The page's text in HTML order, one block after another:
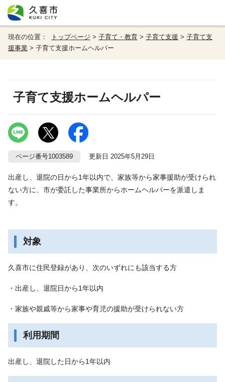
現在の位置： トップページ > 子育て・教育 > 子育て支援 > 子育て支
援事業 > 子育て支援ホームヘルパー
子育て支援ホームヘルパー
ページ番号1003589 更新日 2025年5月29日
出産し、退院の日から1年以内で、家族等から家事援助が受けられ
ない方に、市が委託した事業所からホームヘルパーを派遣しま
す。
対象
久喜市に住民登録があり、次のいずれにも該当する方
・出産し、退院日から1年以内
・家族や親戚等から家事や育児の援助が受けられない方
利用期間
出産し、退院した日から1年以内